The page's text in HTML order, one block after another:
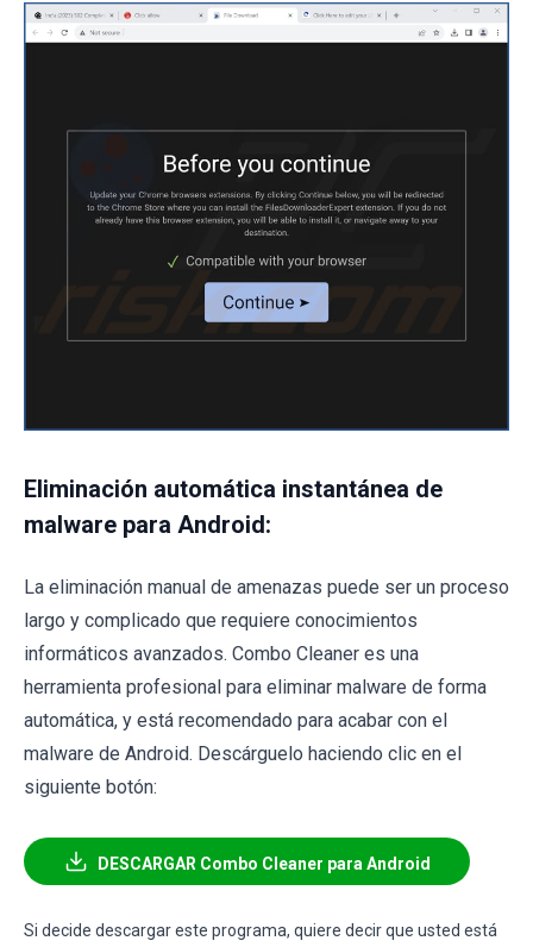
Eliminación automática instantánea de
malware para Android:
La eliminación manual de amenazas puede ser un proceso
largo y complicado que requiere conocimientos
informáticos avanzados. Combo Cleaner es una
herramienta profesional para eliminar malware de forma
automática, y está recomendado para acabar con el
malware de Android. Descárguelo haciendo clic en el
siguiente botón:
DESCARGAR Combo Cleaner para Android
Si decide descargar este programa, quiere decir que usted está